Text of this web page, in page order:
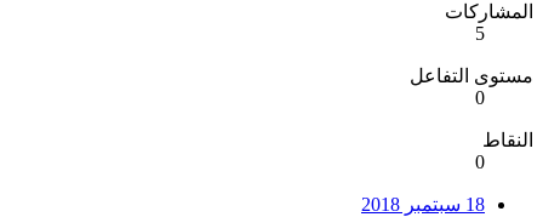
المشاركات
5
مستوى التفاعل
0
النقاط
0
18 سبتمبر 2018